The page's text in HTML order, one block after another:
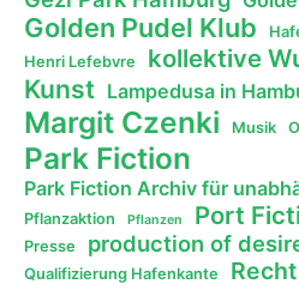
Golden Pudel Klub
Henri Lefebvre kollektive
Kunst Lampedusa in
Margit Czenki Musik
Park Fiction
Park Fiction Archiv für
Pflanzaktion Pflanzen Port
Presse production of
Qualifizierung Hafenkante